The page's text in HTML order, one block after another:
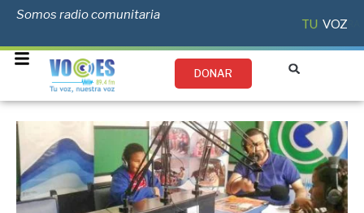
Somos radio comunitaria
TU NUESTRA
VOZ
DONAR